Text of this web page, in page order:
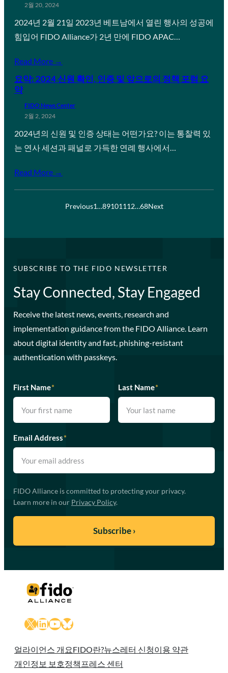
2월 20, 2024
2024년 2월 21일 2023년 베트남에서 열린 행사의 성공에
힘입어 FIDO Alliance가 2년 만에 FIDO APAC…
Read More →
요약: 2024 신원 확인, 인증 및 앞으로의 정책 포럼 요
약
FIDO News Center
2월 2, 2024
2024년의 신원 및 인증 상태는 어떤가요? 이는 통찰력 있
는 연사 세션과 패널로 가득한 연례 행사에서…
Read More →
Previous1…89101112…68Next
SUBSCRIBE TO THE FIDO NEWSLETTER
Stay Connected, Stay Engaged
Receive the latest news, events, research and
implementation guidance from the FIDO Alliance. Learn
about digital identity and fast, phishing-resistant
authentication with passkeys.
First Name* Last Name*
Email Address*
FIDO Alliance is committed to protecting your privacy.
Learn more in our Privacy Policy.
X LinkedIn
YouTube
Bluesky
얼라이언스 개요FIDO란?뉴스레터 신청이용 약관
개인정보 보호정책 프레스 센터